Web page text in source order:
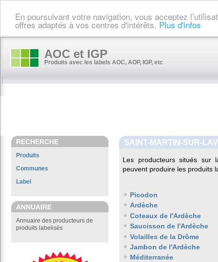
En poursuivant votre navigation, vous acceptez
offres adaptés à vos centres d'intérêts. Plus d'infos
AOC et IGP
Produits avec les labels AOC, AOP, IGP, etc
RECHERCHE
Produits
Communes
Label
ANNUAIRE
Annuaire des producteurs de
produits labelisés
SAINT-MARTIN-SUR-
Les producteurs situés sur
peuvent produire les produits
Picodon
Ardèche
Coteaux de l'Ardèche
Saucisson de l'Ardèche
Volailles de la Drôme
Jambon de l'Ardèche
Méditerranée